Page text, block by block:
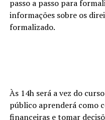
passo a passo para
informações sobre os
formalizado.
Às 14h será a vez do
público aprenderá como
financeiras e tomar